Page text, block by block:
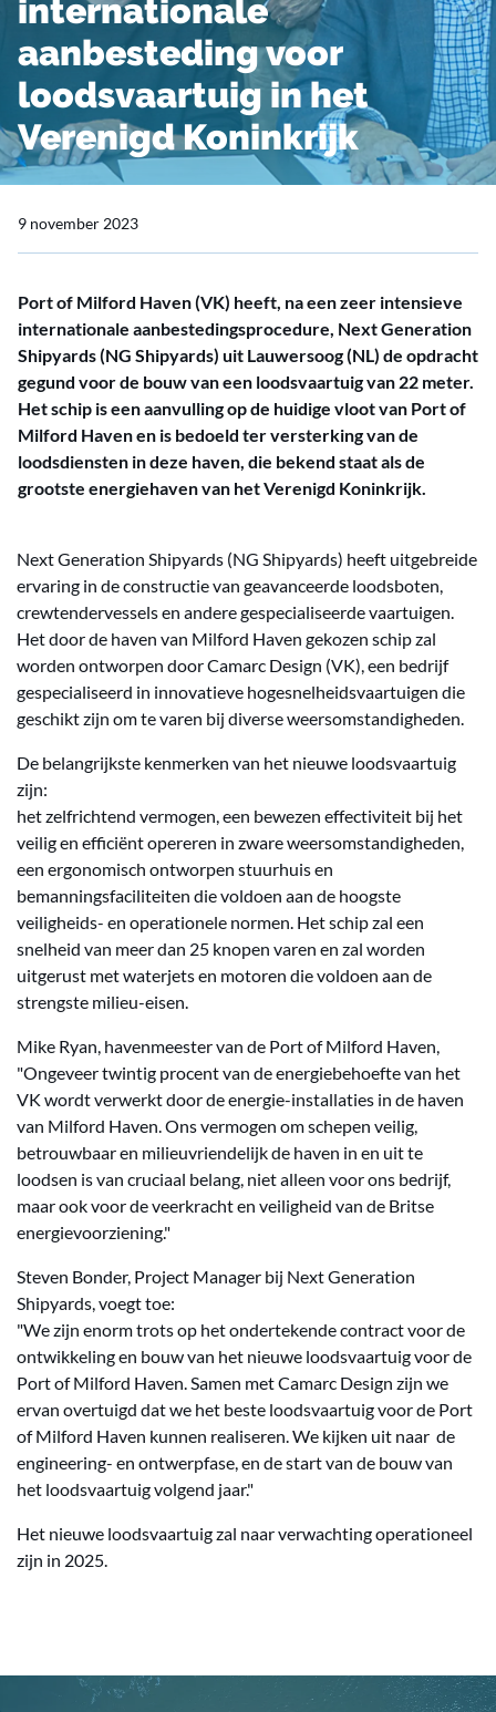
internationale
aanbesteding voor
loodsvaartuig in het
Verenigd Koninkrijk
9 november 2023
Port of Milford Haven (VK) heeft, na een zeer intensieve
internationale aanbestedingsprocedure, Next Generation
Shipyards (NG Shipyards) uit Lauwersoog (NL) de opdracht
gegund voor de bouw van een loodsvaartuig van 22 meter.
Het schip is een aanvulling op de huidige vloot van Port of
Milford Haven en is bedoeld ter versterking van de
loodsdiensten in deze haven, die bekend staat als de
grootste energiehaven van het Verenigd Koninkrijk.
Next Generation Shipyards (NG Shipyards) heeft uitgebreide
ervaring in de constructie van geavanceerde loodsboten,
crewtendervessels en andere gespecialiseerde vaartuigen.
Het door de haven van Milford Haven gekozen schip zal
worden ontworpen door Camarc Design (VK), een bedrijf
gespecialiseerd in innovatieve hogesnelheidsvaartuigen die
geschikt zijn om te varen bij diverse weersomstandigheden.
De belangrijkste kenmerken van het nieuwe loodsvaartuig
zijn:
het zelfrichtend vermogen, een bewezen effectiviteit bij het
veilig en efficiënt opereren in zware weersomstandigheden,
een ergonomisch ontworpen stuurhuis en
bemanningsfaciliteiten die voldoen aan de hoogste
veiligheids- en operationele normen. Het schip zal een
snelheid van meer dan 25 knopen varen en zal worden
uitgerust met waterjets en motoren die voldoen aan de
strengste milieu-eisen.
Mike Ryan, havenmeester van de Port of Milford Haven,
"Ongeveer twintig procent van de energiebehoefte van het
VK wordt verwerkt door de energie-installaties in de haven
van Milford Haven. Ons vermogen om schepen veilig,
betrouwbaar en milieuvriendelijk de haven in en uit te
loodsen is van cruciaal belang, niet alleen voor ons bedrijf,
maar ook voor de veerkracht en veiligheid van de Britse
energievoorziening."
Steven Bonder, Project Manager bij Next Generation
Shipyards, voegt toe:
"We zijn enorm trots op het ondertekende contract voor de
ontwikkeling en bouw van het nieuwe loodsvaartuig voor de
Port of Milford Haven. Samen met Camarc Design zijn we
ervan overtuigd dat we het beste loodsvaartuig voor de Port
of Milford Haven kunnen realiseren. We kijken uit naar de
engineering- en ontwerpfase, en de start van de bouw van
het loodsvaartuig volgend jaar."
Het nieuwe loodsvaartuig zal naar verwachting operationeel
zijn in 2025.